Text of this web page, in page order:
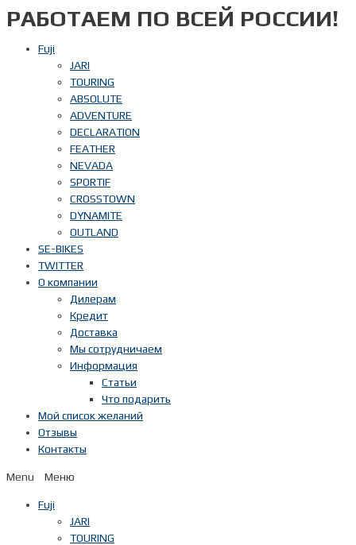
Перейти
к
содержимому
РАБОТАЕМ ПО ВСЕЙ РОССИИ!
Fuji
JARI
TOURING
ABSOLUTE
ADVENTURE
DECLARATION
FEATHER
NEVADA
SPORTIF
CROSSTOWN
DYNAMITE
OUTLAND
SE-BIKES
TWITTER
О компании
Дилерам
Кредит
Доставка
Мы сотрудничаем
Информация
Статьи
Что подарить
Мой список желаний
Отзывы
Контакты
Menu
Fuji
JARI
TOURING